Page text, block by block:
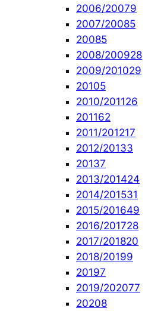
2006/20079
2007/20085
20085
2008/200928
2009/201029
20105
2010/201126
201162
2011/201217
2012/20133
20137
2013/201424
2014/201531
2015/201649
2016/201728
2017/201820
2018/20199
20197
2019/202077
20208